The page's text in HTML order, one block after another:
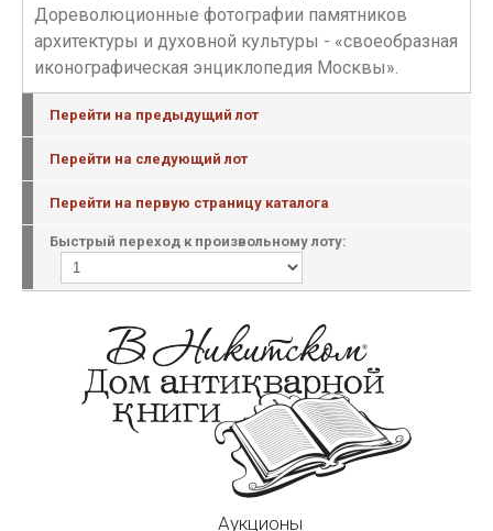
Дореволюционные фотографии памятников
архитектуры и духовной культуры - «своеобразная
иконографическая энциклопедия Москвы».
Перейти на предыдущий лот
Перейти на следующий лот
Перейти на первую страницу каталога
Быстрый переход к произвольному лоту:
Аукционы